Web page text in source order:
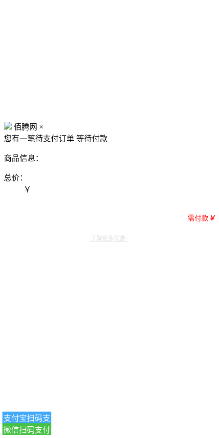
佰腾网 ×
您有一笔待支付订单 等待付款
商品信息：
总价：
￥
需付款 ￥
支付宝扫码支
付
微信扫码支付
了解更多优惠~